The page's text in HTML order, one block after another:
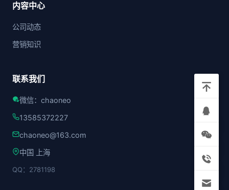
内容中心
公司动态
营销知识
联系我们
微信：chaoneo
13585372227
chaoneo@163.com
中国 上海
QQ：2781198